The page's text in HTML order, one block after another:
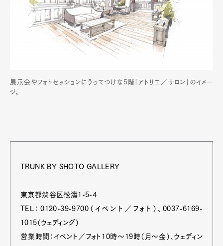
展示会やフォトセッションにうってつけな5階「アトリエ／サロン」のイメー
ジ。
TRUNK BY SHOTO GALLERY
東京都渋谷区松濤1-5-4
TEL：0120-39-9700（イベント／フォト）、0037-6169-
1015（ウェディング）
営業時間：イベント／フォト10時～19時（月～金）、ウェディン